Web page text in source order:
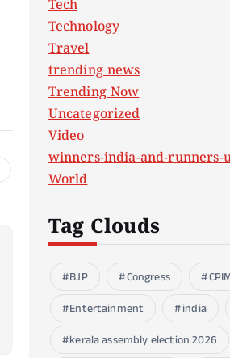
Tech
Technology
Travel
trending news
Trending Now
Uncategorized
Video
winners-india-and-runners-
World
Tag Clouds
BJP Congress
Entertainment
india
kerala assembly election 2026